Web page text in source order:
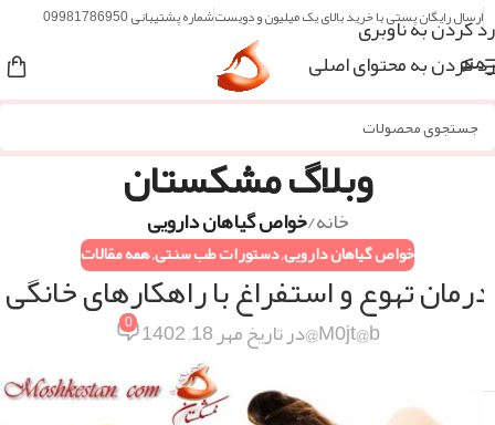
رد کردن به ناوبری
رد کردن به محتوای اصلی
ارسال رایگان پستی با خرید بالای یک میلیون و دویستشماره پشتیبانی 09981786950
منو
وبلاگ مشکستان
خانه/خواص گیاهان دارویی
خواص گیاهان دارویی,دستورات طب سنتی,همه مقالات
درمان تهوع و استفراغ با راهکارهای خانگی
M0jt@b@ در تاریخ مهر 18, 1402 0